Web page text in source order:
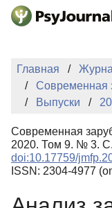
Перейти к основному
Главная
Современная
Выпуски
Современная
2020. Том 9. № 3.
doi:10.17759/
ISSN: 2304-4977